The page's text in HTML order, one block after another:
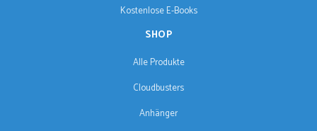
Kostenlose E-Books
SHOP
Alle Produkte
Cloudbusters
Anhänger